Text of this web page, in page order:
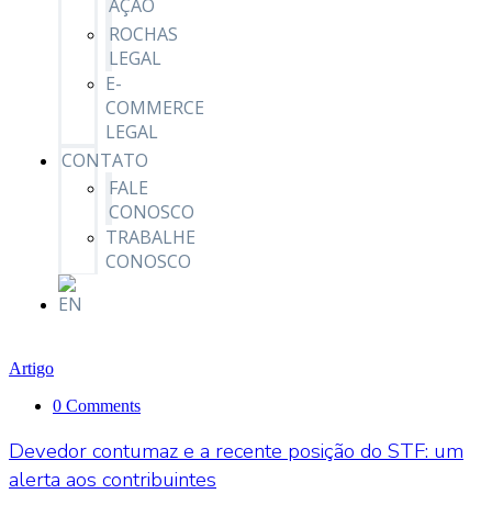
AÇÃO
ROCHAS
LEGAL
E-
COMMERCE
LEGAL
CONTATO
FALE
CONOSCO
TRABALHE
CONOSCO
Artigo
0 Comments
Devedor contumaz e a recente posição do STF: um
alerta aos contribuintes